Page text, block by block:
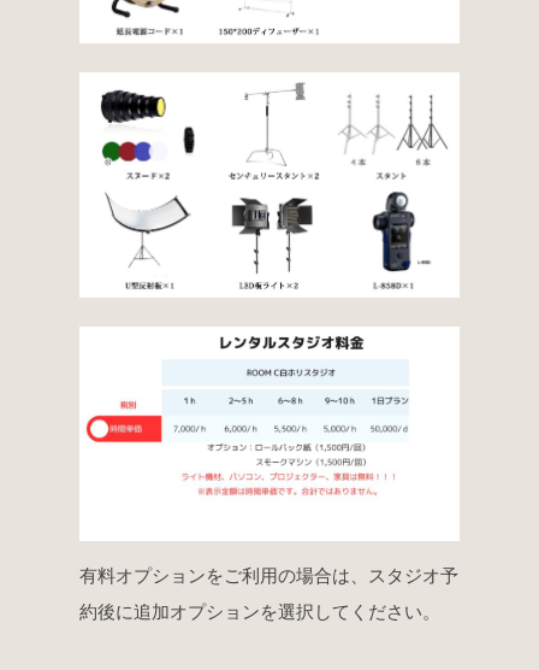
有料オプションをご利用の場合は、スタジオ予
約後に追加オプションを選択してください。